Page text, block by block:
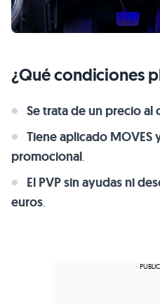
¿Qué condiciones
Se trata de un precio al
Tiene aplicado MOVES
promocional.
El PVP sin ayudas ni
euros.